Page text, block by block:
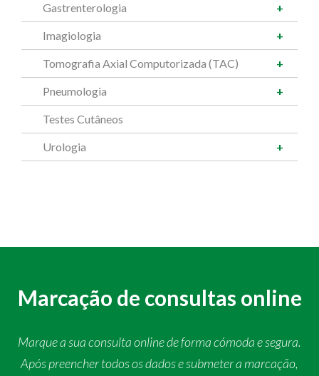
Gastrenterologia
Imagiologia
Tomografia Axial Computorizada (TAC)
Pneumologia
Testes Cutâneos
Urologia
Marcação de consultas online
Marque a sua consulta online de forma cómoda e segura.
Após preencher todos os dados e submeter a marcação,